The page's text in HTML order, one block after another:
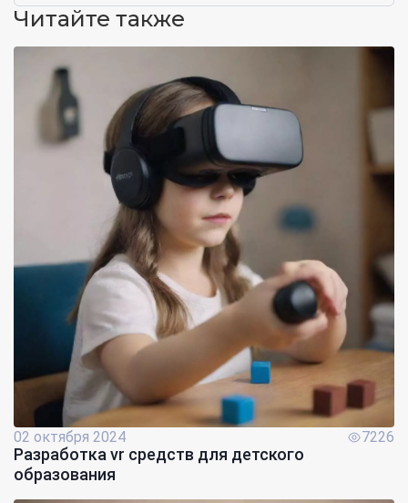
Читайте также
02 октября 2024 7226
Разработка vr средств для детского
образования